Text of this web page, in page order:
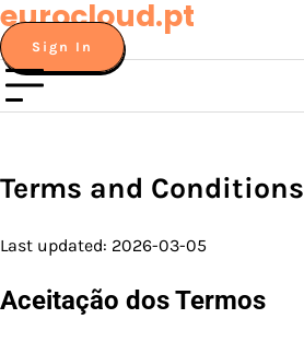
Skip
to
content
eurocloud.pt
Sign In
Terms and Conditions
Last updated: 2026-03-05
Aceitação dos Termos